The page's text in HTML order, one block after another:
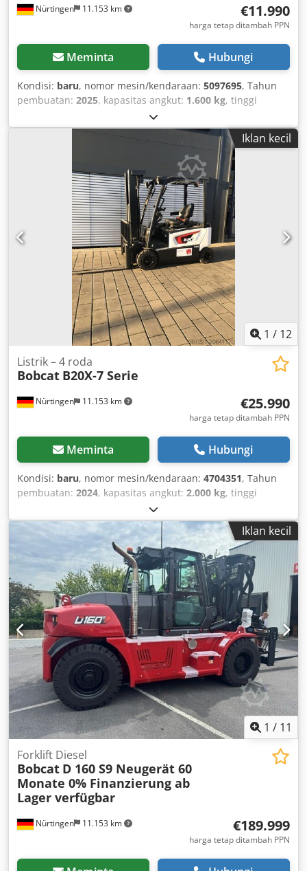
Nürtingen 11.153 km €11.990
harga tetap ditambah PPN
Meminta Hubungi
Kondisi: baru, nomor mesin/kendaraan: 5097695, Tahun
pembuatan: 2025, kapasitas angkut: 1.600 kg, tinggi
, pengangkatan bebas:
beban:600 mm, jenis bahan bakar:listrik, tipe tiang:
, tegangan baterai:
, berat keseluruhan:
, 5097695 Cedpoytld Tsfx Ab Aerf Nomor Seri:
OBWNQ-00000 Spesifikasi Baterai: 25,6V 150Ah
Iklan kecil
1 / 12
Nürtingen 11.153 km
Listrik – 4 roda
Bobcat B20X-7 Serie
€25.990
harga tetap ditambah PPN
Meminta Hubungi
Kondisi: baru, nomor mesin/kendaraan: 4704351, Tahun
pembuatan: 2024, kapasitas angkut: 2.000 kg, tinggi
, pengangkatan bebas:
beban:500 mm, jenis bahan bakar:listrik, tipe tiang:
triplex
, tinggi konstruksi:2.230 mm, panjang garpu:1.200
, jenis mesin: Listrik, produsen: Bobcat Crsdpfexz
Spwox Ab Ajf
Iklan kecil
1 / 11
Nürtingen 11.153 km
Forklift Diesel
Bobcat D 160 S9 Neugerät 60
Monate 0% Finanzierung ab
Lager verfügbar
€189.999
harga tetap ditambah PPN